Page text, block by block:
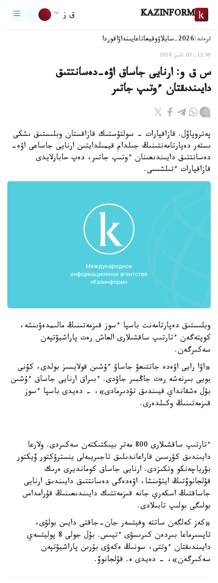
KAZINFORM ق ز
ترەند:2026-سايلاۋ وقيعاتاعايىنداۋاقوردا
12:56, 03 تامىز 2018
س ق و: ارنايى جاساق اۋە-دەسانتتىق
دايىندىقتان ءوتىپ جاتىر
پەتروپاۆل. قازاقپارات - سولتۇستىك قازاقستان وبلىستىق ىشكى
ىستەر دەپارتامەنتىنىڭ جىلدام قيمىلدايتىن ارنايى جاساعى اۋە-
دەسانتتىق دايىندىعىنان ءوتىپ جاتىر، دەپ حابارلايدى
قازاقپارات ءتىلشىسى.
وبلىستىق دەپارتامەنت باسپا ءسوز قىزمەتىنىڭ مالىمدەۋىنشە،
كوپتەگەن ءتارتىپ ساقشىلارى العاش رەت پاراشيۋتپەن
سەكىرگەن.
«اۋا رايى اۋەدە جاتتىعۋ جاساۋ ءۇشىن قولايسىز بولدى، كۇنى
بويى بىرنەشە رەت جاڭبىر جاۋدى. ءبىراق ارنايى جاساق ءۇشىن
بۇل ەشقانداي قيىندىق تۋدىرمادى»، - دەيدى باسپا ءسوز
قىزمەتىنىڭ وكىلدەرى.
ءتارتىپ ساقشىلارى 800 مەتر بيىكتىكتەن سەكىردى. ولارعا
دايىندىق كۋرسىن قاراعاندىلىق تاجىريبەلى ينسترۋكتور ۆيكتور
بۋرياچەنكو وتكىزدى. ارنايى جاساق كومانديرى ەرىك
قۇلجانوۆتىڭ ايتۋىنشا، اۋەدەگى دەسانتتىق دايىندىق ارنايى
جاساقتىڭ اسكەري جانە قىزمەتتىك دايىندىعىنىڭ قۇرامداس
بولىگى بولىپ تابىلادى.
«كەز كەلگەن ساتتە وفيتسەر جان-جاقتى دايىن بولۋى،
تاپسىرماعا بىردەن كىرىسۋى ءتيىس. بۇل جولى 8 پوليتسەي
دايىندىقتان ءوتتى، سونىڭ ەكەۋى بۇرىن پاراشيۋتپەن
سەكىرگەن»، - دەيدى ە. قۇلجانوۆ.